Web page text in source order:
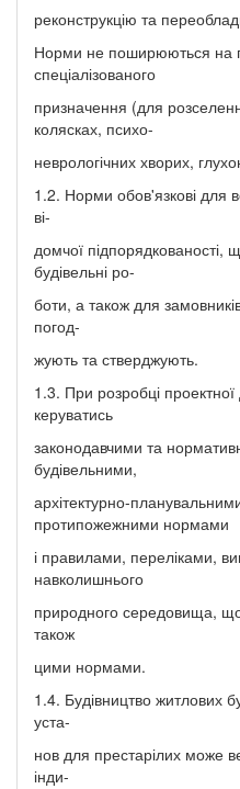
реконструкцію та
Норми не поширюються на
спеціалізованого
призначення (для
колясках, психо-
неврологічних хворих,
1.2. Норми обов'язкові для
ві-
домчої підпорядкованості,
будівельні ро-
боти, а також для
погод-
жують та стверджують.
1.3. При розробці проектної
керуватись
законодавчими та
будівельними,
архітектурно-
протипожежними нормами
і правилами, переліками,
навколишнього
природного середовища, що
також
цими нормами.
1.4. Будівництво житлових
уста-
нов для престарілих може
інди-